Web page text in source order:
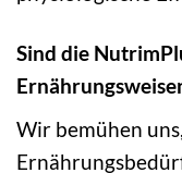
Sind die
Wir bemühen